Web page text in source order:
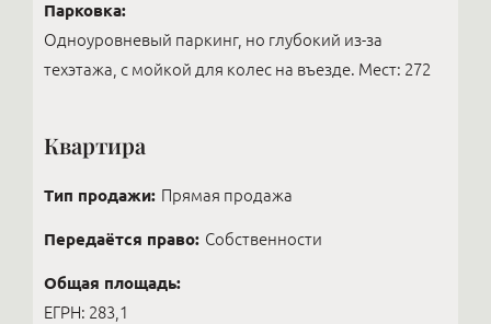
Парковка:
Одноуровневый паркинг, но глубокий из-за
техэтажа, с мойкой для колес на въезде. Мест: 272
Квартира
Тип продажи: Прямая продажа
Передаётся право: Собственности
Общая площадь:
ЕГРН: 283,1